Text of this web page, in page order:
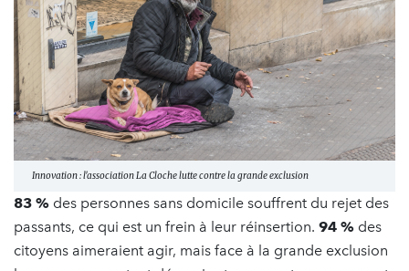
Innovation : l'association La Cloche lutte contre la grande exclusion
83 % des personnes sans domicile souffrent du rejet des
passants, ce qui est un frein à leur réinsertion. 94 % des
citoyens aimeraient agir, mais face à la grande exclusion